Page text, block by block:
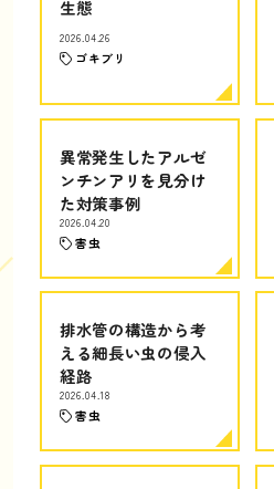
生態
2026.04.26
ゴキブリ
異常発生したアルゼ
ンチンアリを見分け
た対策事例
2026.04.20
害虫
排水管の構造から考
える細長い虫の侵入
経路
2026.04.18
害虫